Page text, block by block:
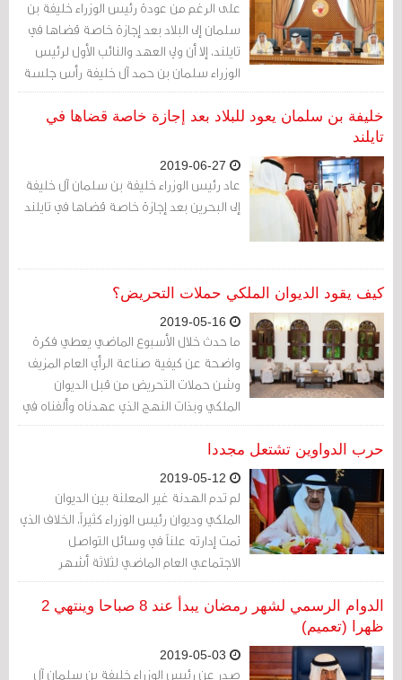
على الرغم من عودة رئيس الوزراء خليفة بن
سلمان إلى البلاد بعد إجازة خاصة قضاها في
تايلند، إلا أن ولي العهد والنائب الأول لرئيس
الوزراء سلمان بن حمد آل خليفة رأس جلسة
مجلس الوزراء التي عقدت في قصر القضيبية
خليفة بن سلمان يعود للبلاد بعد إجازة خاصة قضاها في
تايلند
عاد رئيس الوزراء خليفة بن سلمان آل خليفة
إلى البحرين بعد إجازة خاصة قضاها في تايلند
كيف يقود الديوان الملكي حملات التحريض؟
ما حدث خلال الأسبوع الماضي يعطي فكرة
واضحة عن كيفية صناعة الرأي العام المزيف
وشن حملات التحريض من قبل الديوان
الملكي وبذات النهج الذي عهدناه وألفناه في
تقرير البندر
حرب الدواوين تشتعل مجددا
لم تدم الهدنة غير المعلنة بين الديوان
الملكي وديوان رئيس الوزراء كثيراً، الخلاف الذي
تمت إدارته علناً في وسائل التواصل
الاجتماعي العام الماضي لثلاثة أشهر
متواصلة يبدو أنه عاد مجددا إلى العلن، لكن
من بوابة أخرى
الدوام الرسمي لشهر رمضان يبدأ عند 8 صباحا وينتهي 2
ظهرا (تعميم)
صدر عن رئيس الوزراء خليفة بن سلمان آل